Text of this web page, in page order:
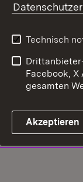
Technisch
Facebook,
gesamten
Akzeptieren